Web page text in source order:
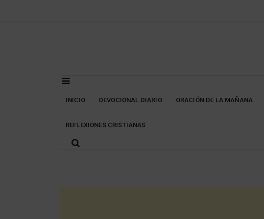
INICIO DEVOCIONAL DIARIO ORACIÓN DE LA MAÑANA
REFLEXIONES CRISTIANAS